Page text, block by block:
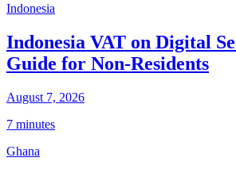
Indonesia
Indonesia VAT on Digital
Guide for Non-Residents
August 7, 2026
7 minutes
Ghana